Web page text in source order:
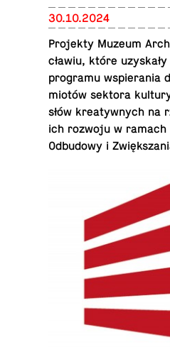
30.10.2024
Pro­jek­ty Muzeum
cła­wiu, które
pro­gra­mu wspie­ra­nia
mio­tów sektora
słów kre­atyw­nych na
ich rozwoju w ramach
Od­bu­do­wy i